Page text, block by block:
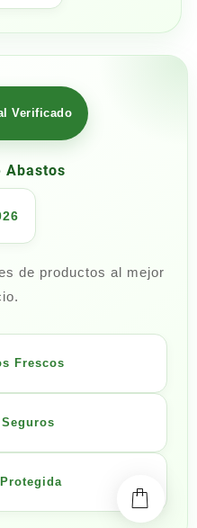
Verificado
Abastos
de productos al mejor
Frescos